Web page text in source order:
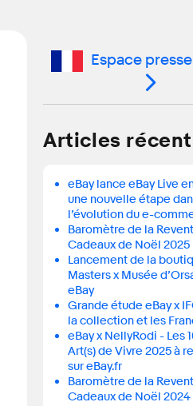
Espace
Articles
eBay lance eBay Live
une nouvelle étape
l’évolution du e-
Baromètre de la
Cadeaux de Noël 2025
Lancement de la
Masters x Musée
eBay
Grande étude eBay x
la collection et les
eBay x NellyRodi - Les
Art(s) de Vivre 2025 à
sur eBay.fr
Baromètre de la
Cadeaux de Noël 2024